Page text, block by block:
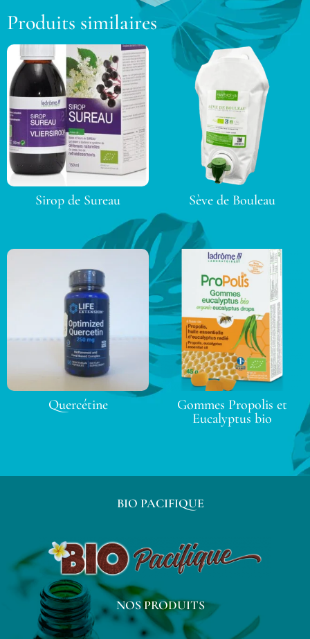
Produits similaires
Sirop de Sureau Sève de Bouleau
Quercétine
Gommes Propolis et
Eucalyptus bio
BIO PACIFIQUE
NOS PRODUITS